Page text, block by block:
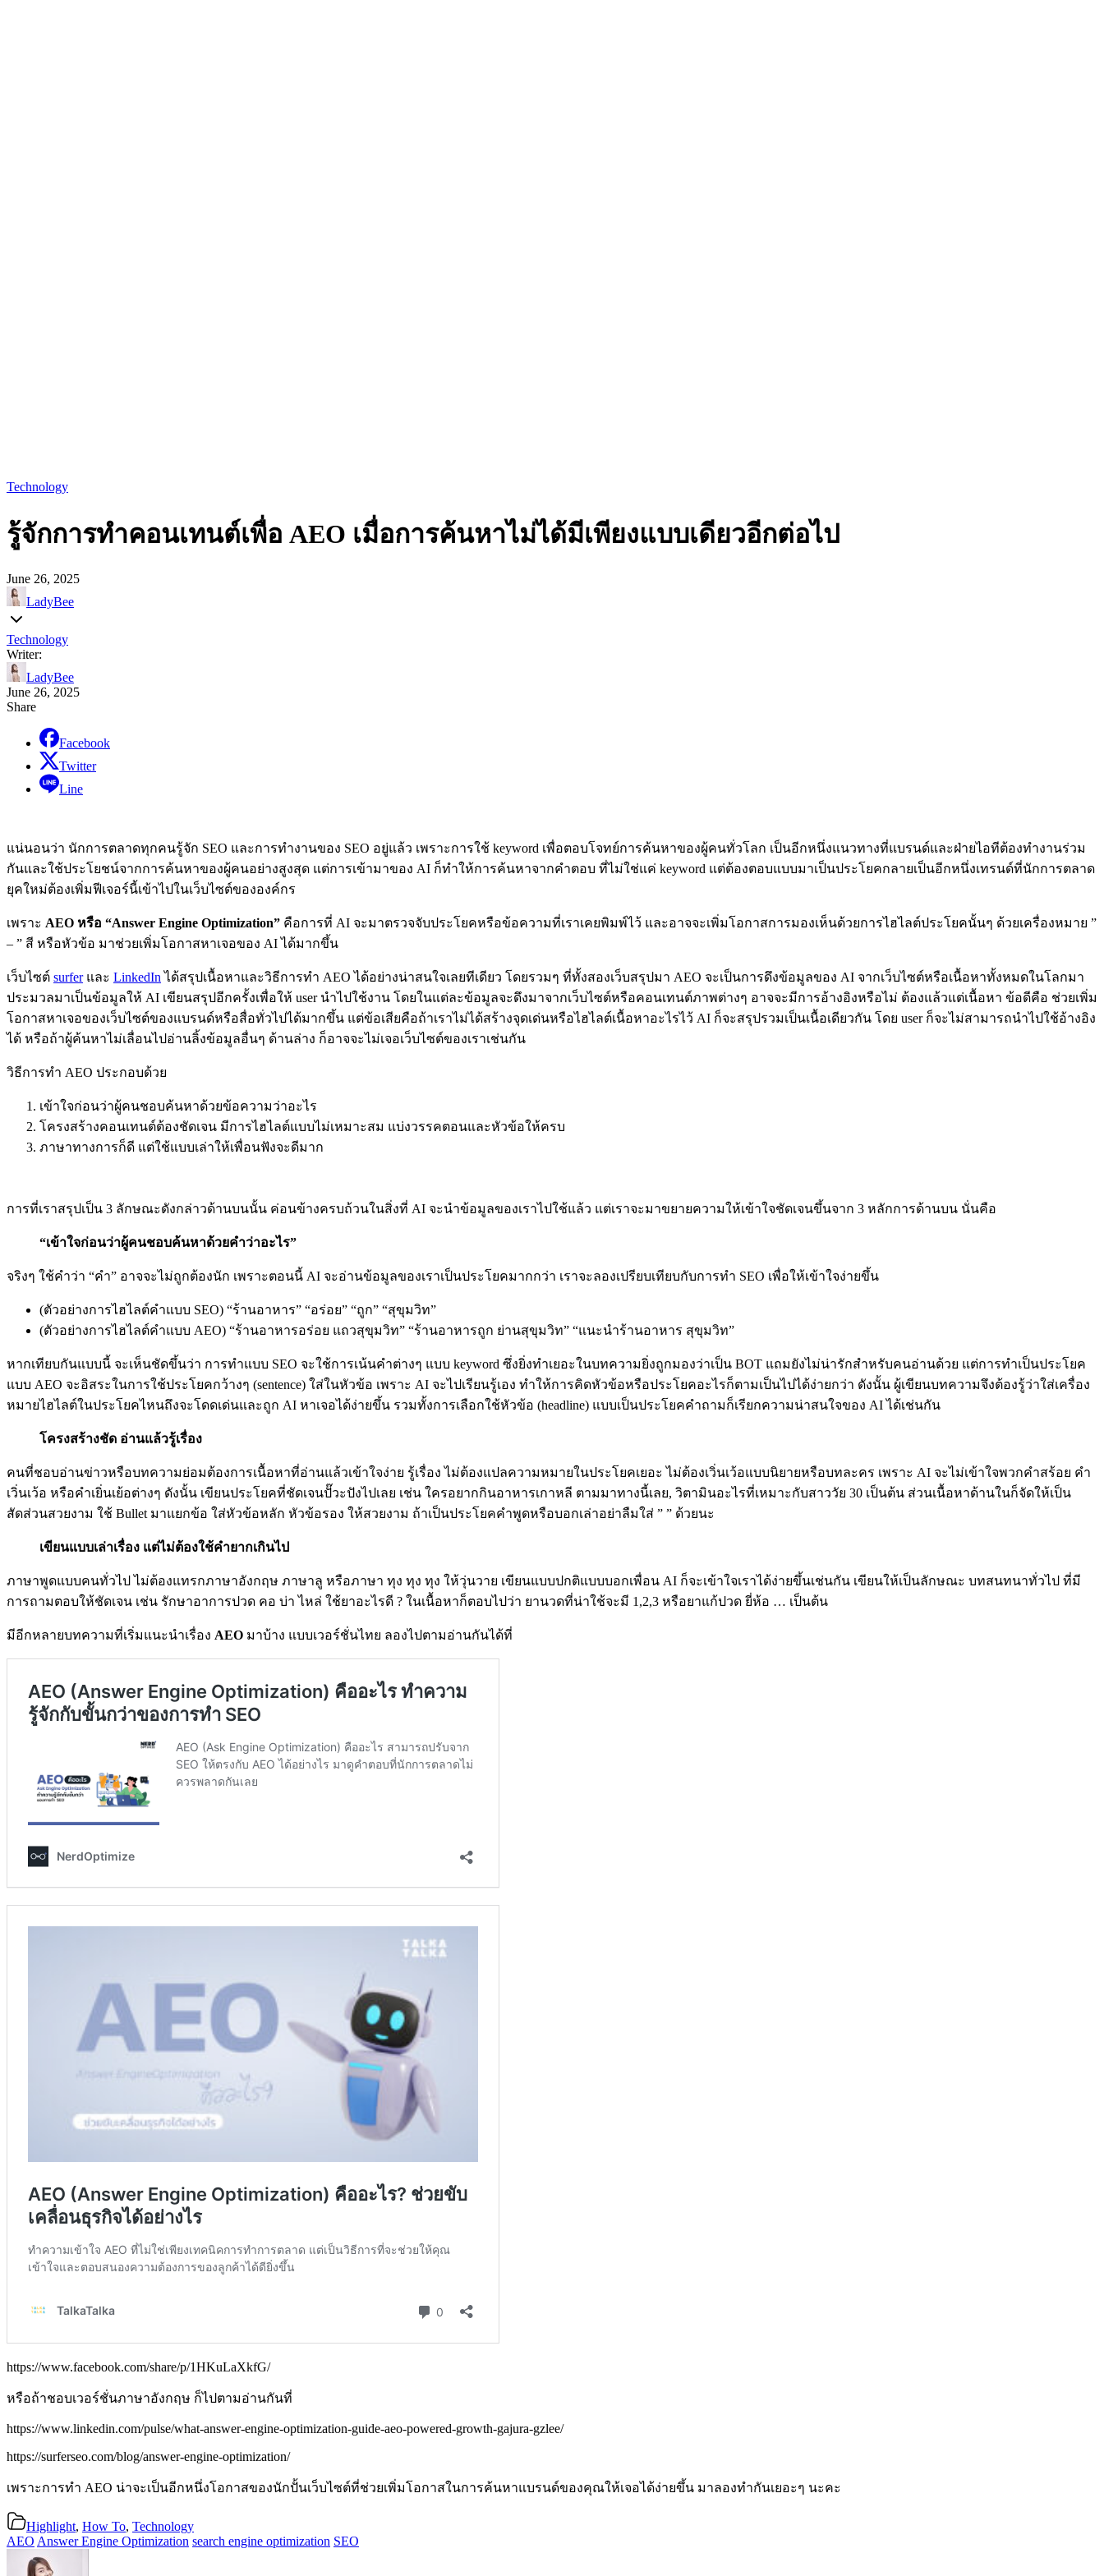
Technology
รู้จักการทำคอนเทนต์เพื่อ AEO เมื่อการค้นหาไม่ได้มีเพียงแบบเดียวอีกต่อไป
June 26, 2025
LadyBee
Technology
Writer:
LadyBee
June 26, 2025
Share
Facebook
Twitter
Line
แน่นอนว่า นักการตลาดทุกคนรู้จัก SEO และการทำงานของ SEO อยู่แล้ว เพราะการใช้ keyword เพื่อตอบโจทย์การค้นหาของผู้คนทั่วโลก เป็นอีกหนึ่งแนวทางที่แบรนด์และฝ่ายไอทีต้องทำงานร่วม
กันและใช้ประโยชน์จากการค้นหาของผู้คนอย่างสูงสุด แต่การเข้ามาของ AI ก็ทำให้การค้นหาจากคำตอบ ที่ไม่ใช่แค่ keyword แต่ต้องตอบแบบมาเป็นประโยคกลายเป็นอีกหนึ่งเทรนด์ที่นักการตลาด
ยุคใหม่ต้องเพิ่มฟีเจอร์นี้เข้าไปในเว็บไซต์ขององค์กร
เพราะ AEO หรือ “Answer Engine Optimization” คือการที่ AI จะมาตรวจจับประโยคหรือข้อความที่เราเคยพิมพ์ไว้ และอาจจะเพิ่มโอกาสการมองเห็นด้วยการไฮไลต์ประโยคนั้นๆ ด้วยเครื่องหมาย ”
– ” สี หรือหัวข้อ มาช่วยเพิ่มโอกาสหาเจอของ AI ได้มากขึ้น
เว็บไซต์ surferและ LinkedIn ได้สรุปเนื้อหาและวิธีการทำ AEO ได้อย่างน่าสนใจเลยทีเดียว โดยรวมๆ ที่ทั้งสองเว็บสรุปมา AEO จะเป็นการดึงข้อมูลของ AI จากเว็บไซต์หรือเนื้อหาทั้งหมดในโลกมา
ประมวลมาเป็นข้อมูลให้ AI เขียนสรุปอีกครั้งเพื่อให้ user นำไปใช้งาน โดยในแต่ละข้อมูลจะดึงมาจากเว็บไซต์หรือคอนเทนต์ภาพต่างๆ อาจจะมีการอ้างอิงหรือไม่ ต้องแล้วแต่เนื้อหา ข้อดีคือ ช่วยเพิ่ม
โอกาสหาเจอของเว็บไซต์ของแบรนด์หรือสื่อทั่วไปได้มากขึ้น แต่ข้อเสียคือถ้าเราไม่ได้สร้างจุดเด่นหรือไฮไลต์เนื้อหาอะไรไว้ AI ก็จะสรุปรวมเป็นเนื้อเดียวกัน โดย user ก็จะไม่สามารถนำไปใช้อ้างอิง
ได้ หรือถ้าผู้ค้นหาไม่เลื่อนไปอ่านลิ้งข้อมูลอื่นๆ ด้านล่าง ก็อาจจะไม่เจอเว็บไซต์ของเราเช่นกัน
วิธีการทำ AEO ประกอบด้วย
เข้าใจก่อนว่าผู้คนชอบค้นหาด้วยข้อความว่าอะไร
โครงสร้างคอนเทนต์ต้องชัดเจน มีการไฮไลต์แบบไม่เหมาะสม แบ่งวรรคตอนและหัวข้อให้ครบ
ภาษาทางการก็ดี แต่ใช้แบบเล่าให้เพื่อนฟังจะดีมาก
การที่เราสรุปเป็น 3 ลักษณะดังกล่าวด้านบนนั้น ค่อนข้างครบถ้วนในสิ่งที่ AI จะนำข้อมูลของเราไปใช้แล้ว แต่เราจะมาขยายความให้เข้าใจชัดเจนขึ้นจาก 3 หลักการด้านบน นั่นคือ
“เข้าใจก่อนว่าผู้คนชอบค้นหาด้วยคำว่าอะไร”
จริงๆ ใช้คำว่า “คำ” อาจจะไม่ถูกต้องนัก เพราะตอนนี้ AI จะอ่านข้อมูลของเราเป็นประโยคมากกว่า เราจะลองเปรียบเทียบกับการทำ SEO เพื่อให้เข้าใจง่ายขึ้น
(ตัวอย่างการไฮไลต์คำแบบ SEO) “ร้านอาหาร” “อร่อย” “ถูก” “สุขุมวิท”
(ตัวอย่างการไฮไลต์คำแบบ AEO) “ร้านอาหารอร่อย แถวสุขุมวิท” “ร้านอาหารถูก ย่านสุขุมวิท” “แนะนำร้านอาหาร สุขุมวิท”
หากเทียบกันแบบนี้ จะเห็นชัดขึ้นว่า การทำแบบ SEO จะใช้การเน้นคำต่างๆ แบบ keyword ซึ่งยิ่งทำเยอะในบทความยิ่งถูกมองว่าเป็น BOT แถมยังไม่น่ารักสำหรับคนอ่านด้วย แต่การทำเป็นประโยค
แบบ AEO จะอิสระในการใช้ประโยคกว้างๆ (sentence) ใส่ในหัวข้อ เพราะ AI จะไปเรียนรู้เอง ทำให้การคิดหัวข้อหรือประโยคอะไรก็ตามเป็นไปได้ง่ายกว่า ดังนั้น ผู้เขียนบทความจึงต้องรู้ว่าใส่เครื่อง
หมายไฮไลต์ในประโยคไหนถึงจะโดดเด่นและถูก AI หาเจอได้ง่ายขึ้น รวมทั้งการเลือกใช้หัวข้อ (headline) แบบเป็นประโยคคำถามก็เรียกความน่าสนใจของ AI ได้เช่นกัน
โครงสร้างชัด อ่านแล้วรู้เรื่อง
คนที่ชอบอ่านข่าวหรือบทความย่อมต้องการเนื้อหาที่อ่านแล้วเข้าใจง่าย รู้เรื่อง ไม่ต้องแปลความหมายในประโยคเยอะ ไม่ต้องเวิ่นเว้อแบบนิยายหรือบทละคร เพราะ AI จะไม่เข้าใจพวกคำสร้อย คำ
เวิ่นเว้อ หรือคำเยิ่นเย้อต่างๆ ดังนั้น เขียนประโยคที่ชัดเจนปั๊วะปังไปเลย เช่น ใครอยากกินอาหารเกาหลี ตามมาทางนี้เลย, วิตามินอะไรที่เหมาะกับสาววัย 30 เป็นต้น ส่วนเนื้อหาด้านในก็จัดให้เป็น
สัดส่วนสวยงาม ใช้ Bullet มาแยกข้อ ใส่หัวข้อหลัก หัวข้อรอง ให้สวยงาม ถ้าเป็นประโยคคำพูดหรือบอกเล่าอย่าลืมใส่ ” ” ด้วยนะ
เขียนแบบเล่าเรื่อง แต่ไม่ต้องใช้คำยากเกินไป
ภาษาพูดแบบคนทั่วไป ไม่ต้องแทรกภาษาอังกฤษ ภาษาลู หรือภาษา ทุง ทุง ทุง ให้วุ่นวาย เขียนแบบปกติแบบบอกเพื่อน AI ก็จะเข้าใจเราได้ง่ายขึ้นเช่นกัน เขียนให้เป็นลักษณะ บทสนทนาทั่วไป ที่มี
การถามตอบให้ชัดเจน เช่น รักษาอาการปวด คอ บ่า ไหล่ ใช้ยาอะไรดี ? ในเนื้อหาก็ตอบไปว่า ยานวดที่น่าใช้จะมี 1,2,3 หรือยาแก้ปวด ยี่ห้อ … เป็นต้น
มีอีกหลายบทความที่เริ่มแนะนำเรื่อง AEO มาบ้าง แบบเวอร์ชั่นไทย ลองไปตามอ่านกันได้ที่
https://www.facebook.com/share/p/1HKuLaXkfG/
หรือถ้าชอบเวอร์ชั่นภาษาอังกฤษ ก็ไปตามอ่านกันที่
https://www.linkedin.com/pulse/what-answer-engine-optimization-guide-aeo-powered-growth-gajura-gzlee/
https://surferseo.com/blog/answer-engine-optimization/
เพราะการทำ AEO น่าจะเป็นอีกหนึ่งโอกาสของนักปั้นเว็บไซต์ที่ช่วยเพิ่มโอกาสในการค้นหาแบรนด์ของคุณให้เจอได้ง่ายขึ้น มาลองทำกันเยอะๆ นะคะ
Highlight, How To, Technology
AEO Answer Engine Optimization search engine optimization SEO